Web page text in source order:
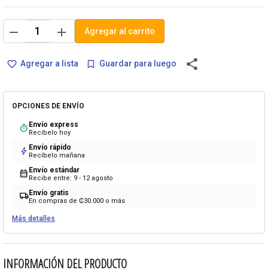
remove add Agregar al carrito
favorite_border Agregar a lista bookmark_border Guardar para luego share
OPCIONES DE ENVÍO
timer Envío express
Recíbelo hoy
bolt Envío rápido
Recíbelo mañana
calendar_month Envío estándar
Recibe entre: 9 - 12 agosto
local_shippingEnvío gratis
En compras de ₡30.000 o más
Más detalles
INFORMACIÓN DEL PRODUCTO